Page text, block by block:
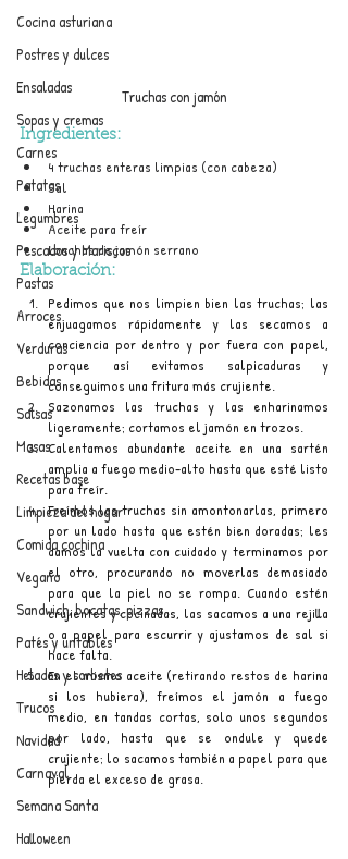
Cocina asturiana
Postres y dulces
Ensaladas
Sopas y cremas
Carnes
Patatas
Legumbres
Pescados y Mariscos
Pastas
Arroces
Verduras
Bebidas
Salsas
Masas
Recetas base
Limpieza del hogar
Comida cochina
Vegano
Sandwich, bocatas, pizzas...
Patés y untables
Helados y sorbetes
Trucos
Navidad
Carnaval
Semana Santa
Halloween
Truchas con jamón
Ingredientes:
4 truchas enteras limpias (con cabeza)
Sal
Harina
Aceite para freír
Lonchas de jamón serrano
Elaboración:
Pedimos que nos limpien bien las truchas; las
enjuagamos rápidamente y las secamos a
conciencia por dentro y por fuera con papel,
porque así evitamos salpicaduras y
conseguimos una fritura más crujiente.
Sazonamos las truchas y las enharinamos
ligeramente; cortamos el jamón en trozos.
Calentamos abundante aceite en una sartén
amplia a fuego medio-alto hasta que esté listo
para freír.
Freímos las truchas sin amontonarlas, primero
por un lado hasta que estén bien doradas; les
damos la vuelta con cuidado y terminamos por
el otro, procurando no moverlas demasiado
para que la piel no se rompa. Cuando estén
crujientes y cocinadas, las sacamos a una rejilla
o a papel para escurrir y ajustamos de sal si
hace falta.
En el mismo aceite (retirando restos de harina
si los hubiera), freímos el jamón a fuego
medio, en tandas cortas, solo unos segundos
por lado, hasta que se ondule y quede
crujiente; lo sacamos también a papel para que
pierda el exceso de grasa.